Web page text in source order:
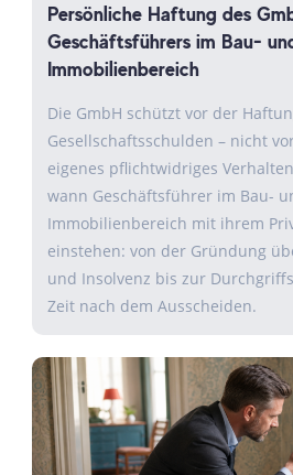
Persönliche Haftung des
Geschäftsführers im Bau-
Immobilienbereich
Die GmbH schützt vor der
Gesellschaftsschulden – nicht
eigenes pflichtwidriges
wann Geschäftsführer im Bau-
Immobilienbereich mit ihrem
einstehen: von der Gründung
und Insolvenz bis zur
Zeit nach dem Ausscheiden.